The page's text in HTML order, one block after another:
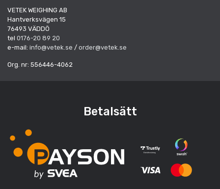
VETEK WEIGHING AB
Hantverksvägen 15
76493 VÄDDÖ
tel 0176-20 89 20
e-mail: info@vetek.se / order@vetek.se
Org. nr: 556446-4062
Betalsätt